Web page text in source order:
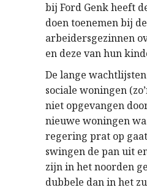
bij Ford Genk heeft
doen toenemen bij de
arbeidersgezinnen
en deze van hun
De lange
sociale woningen
niet opgevangen
nieuwe woningen
regering prat op
swingen de pan uit
zijn in het noorden
dubbele dan in het